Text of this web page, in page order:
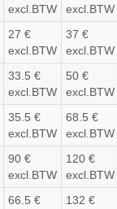
excl.BTW
excl.BTW
27 €
excl.BTW
37 €
excl.BTW
33.5 €
excl.BTW
50 €
excl.BTW
35.5 €
excl.BTW
68.5 €
excl.BTW
90 €
excl.BTW
120 €
excl.BTW
66.5 €
132 €